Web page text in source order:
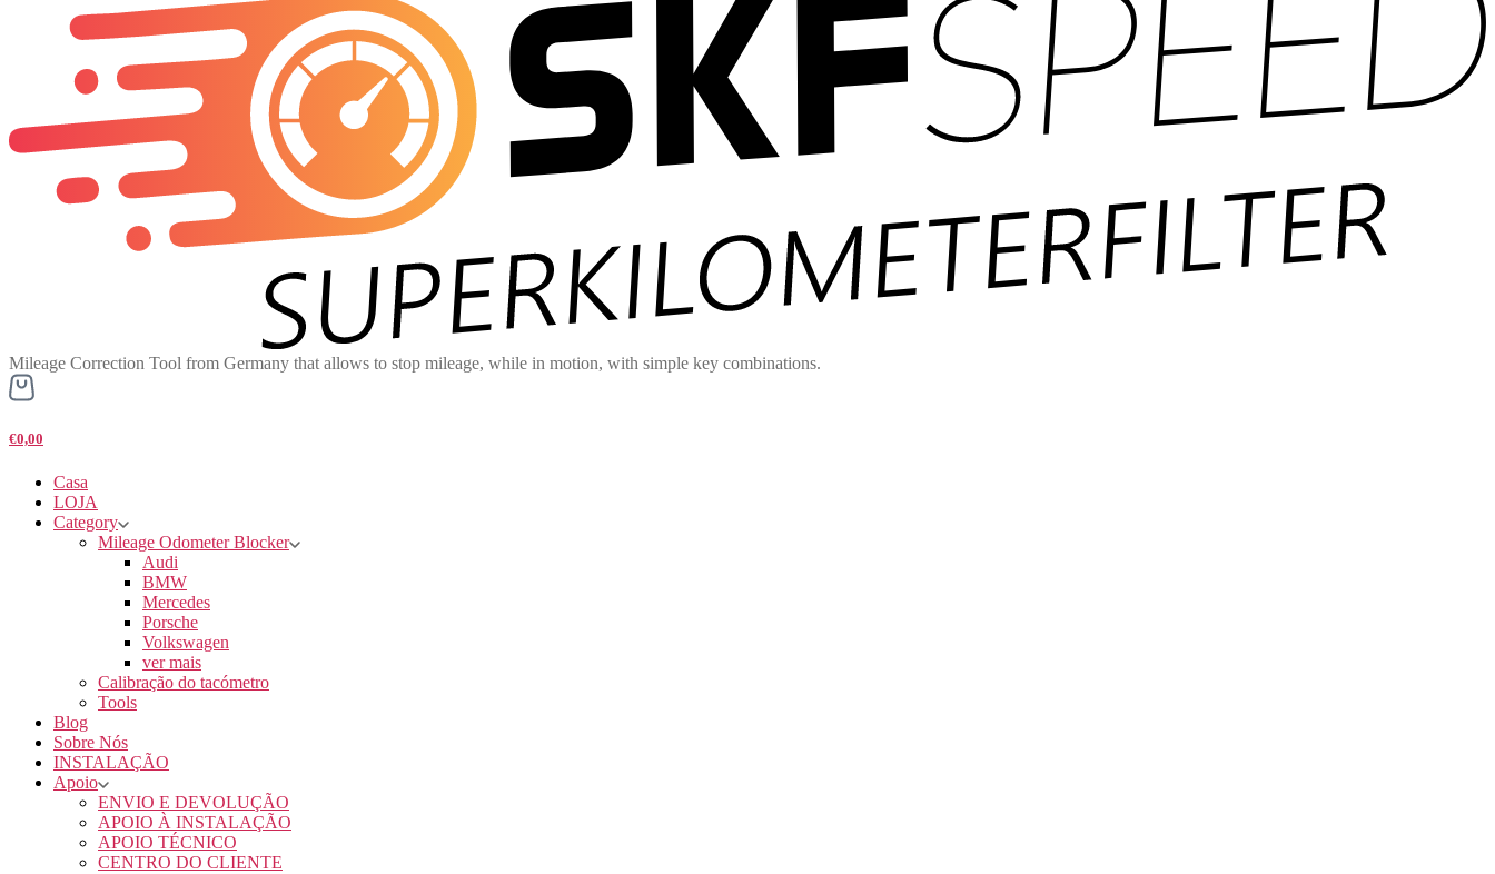
Mileage Correction Tool from Germany that allows to stop mileage, while in motion, with simple key combinations.
€0,00
Casa
LOJA
Category
Mileage Odometer Blocker
Audi
BMW
Mercedes
Porsche
Volkswagen
ver mais
Calibração do tacómetro
Tools
Blog
Sobre Nós
INSTALAÇÃO
Apoio
ENVIO E DEVOLUÇÃO
APOIO À INSTALAÇÃO
APOIO TÉCNICO
CENTRO DO CLIENTE